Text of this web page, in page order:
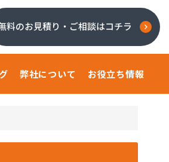
料のお見積り・ご相談はコチラ
弊社について お役立ち情報